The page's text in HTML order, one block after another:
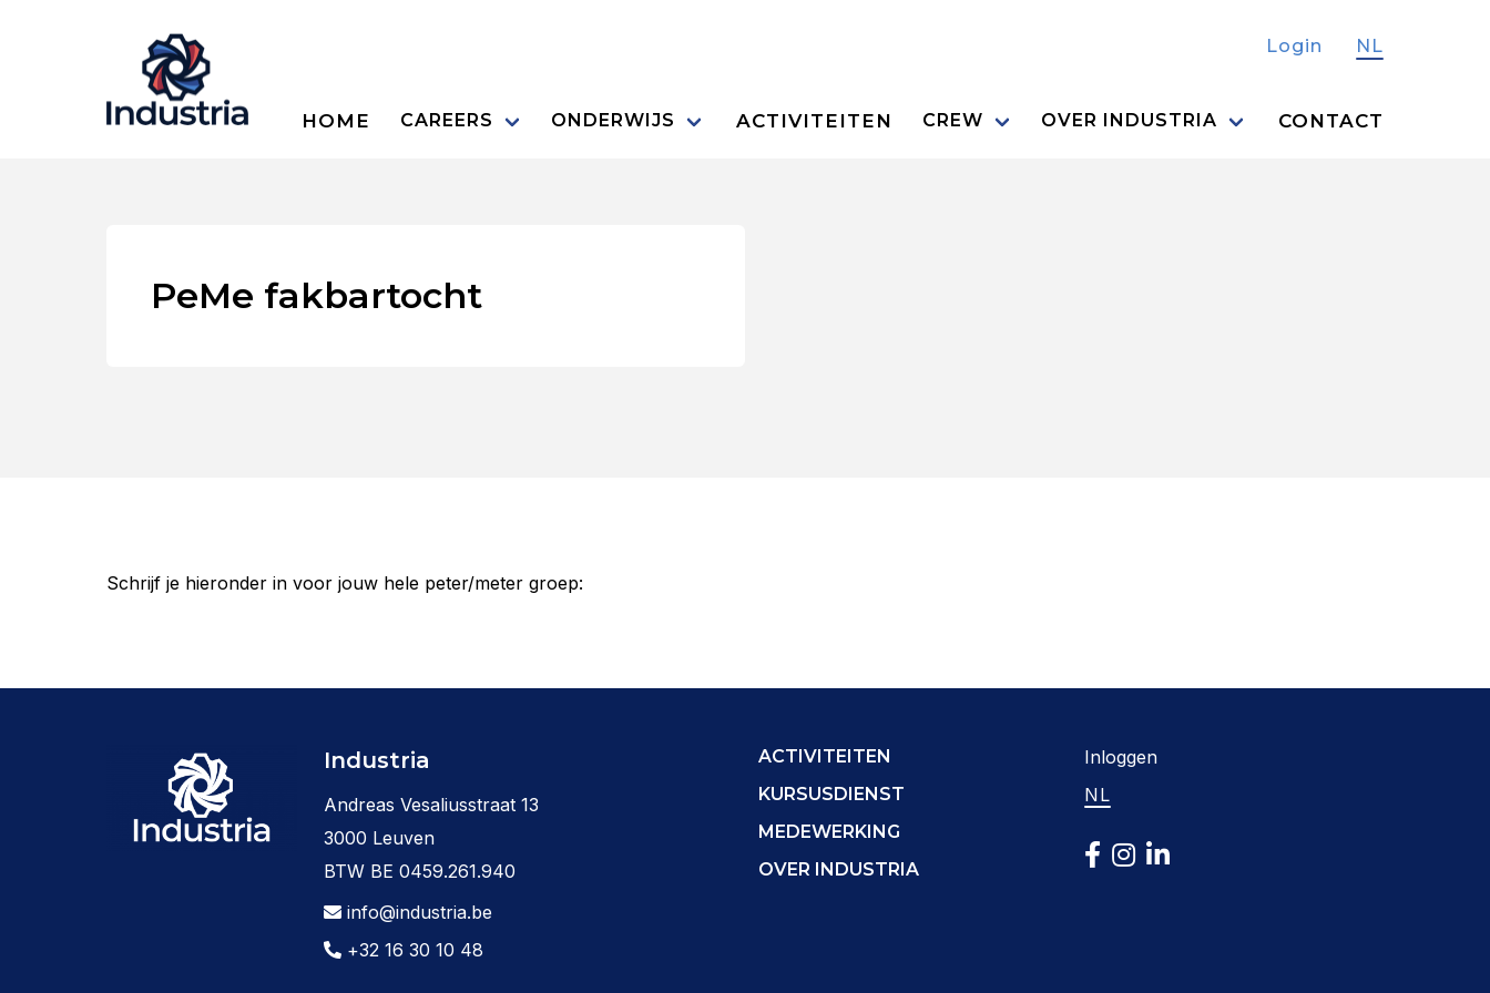
Login NL
HOME CAREERS ONDERWIJS ACTIVITEITEN CREW OVER INDUSTRIA CONTACT
PeMe fakbartocht
Schrijf je hieronder in voor jouw hele peter/meter groep:
Industria
Andreas Vesaliusstraat 13
3000 Leuven
BTW BE 0459.261.940
info@industria.be
+32 16 30 10 48
ACTIVITEITEN
KURSUSDIENST
MEDEWERKING
OVER INDUSTRIA
Inloggen
NL